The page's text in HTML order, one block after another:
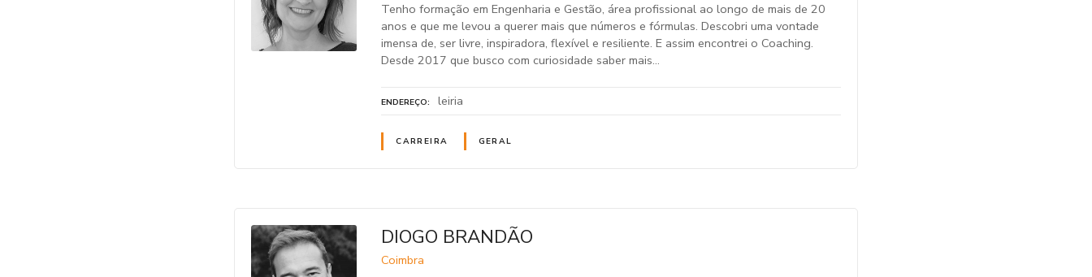
Tenho formação em Engenharia e Gestão, área profissional ao longo de mais de 20
anos e que me levou a querer mais que números e fórmulas. Descobri uma vontade
imensa de, ser livre, inspiradora, flexível e resiliente. E assim encontrei o Coaching.
Desde 2017 que busco com curiosidade saber mais…
ENDEREÇO leiria
CARREIRA GERAL
DIOGO BRANDÃO
Coimbra